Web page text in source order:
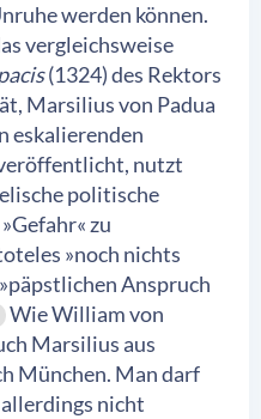
werden können.
vergleichsweise
(1324) des Rektors
Marsilius von Padua
eskalierenden
nutzt
politische
zu
»noch nichts
Anspruch
Wie William von
Marsilius aus
München. Man darf
nicht